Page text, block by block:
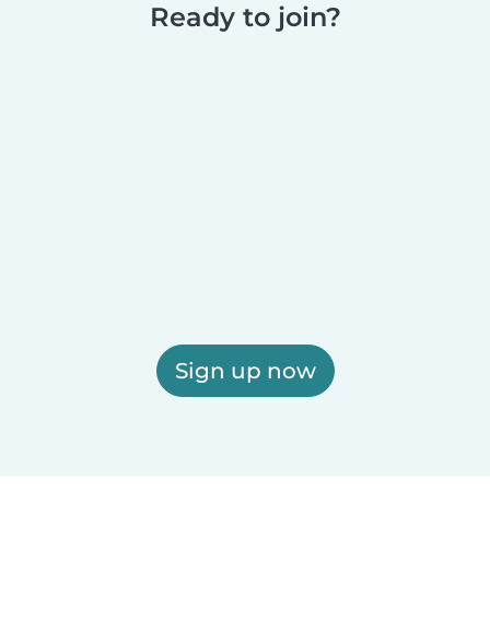
Ready to join?
Sign up now